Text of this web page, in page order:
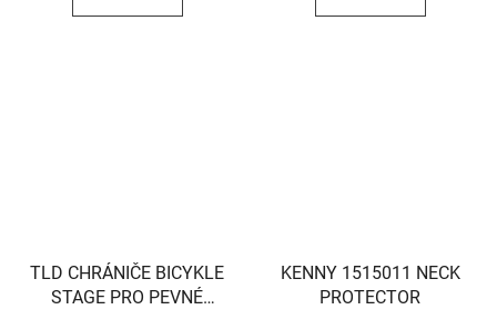
TLD CHRÁNIČE BICYKLE
STAGE PRO PEVNÉ
KENNY 1515011 NECK
PROTECTOR